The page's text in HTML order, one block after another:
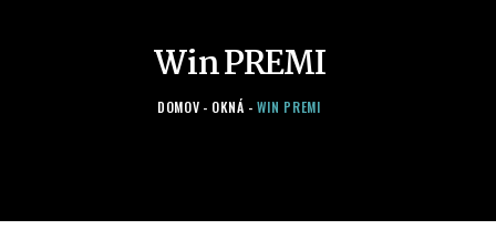
Win PREMI
DOMOV OKNÁ WIN PREMI
DOPLNKY
KONTAKT